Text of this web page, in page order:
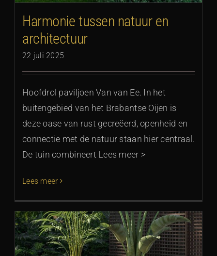
Harmonie tussen natuur en
architectuur
22 juli 2025
Hoofdrol paviljoen Van van Ee. In het
buitengebied van het Brabantse Oijen is
deze oase van rust gecreëerd, openheid en
connectie met de natuur staan hier centraal.
De tuin combineert Lees meer >
Lees meer